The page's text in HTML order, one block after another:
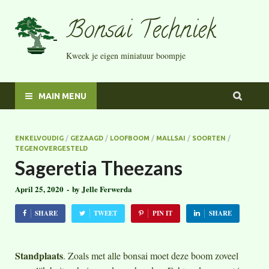
Bonsai Techniek
Kweek je eigen miniatuur boompje
MAIN MENU
ENKELVOUDIG / GEZAAGD / LOOFBOOM / MALLSAI / SOORTEN /
TEGENOVERGESTELD
Sageretia Theezans
April 25, 2020 - by Jelle Ferwerda
SHARE TWEET PIN IT SHARE
Standplaats. Zoals met alle bonsai moet deze boom zoveel